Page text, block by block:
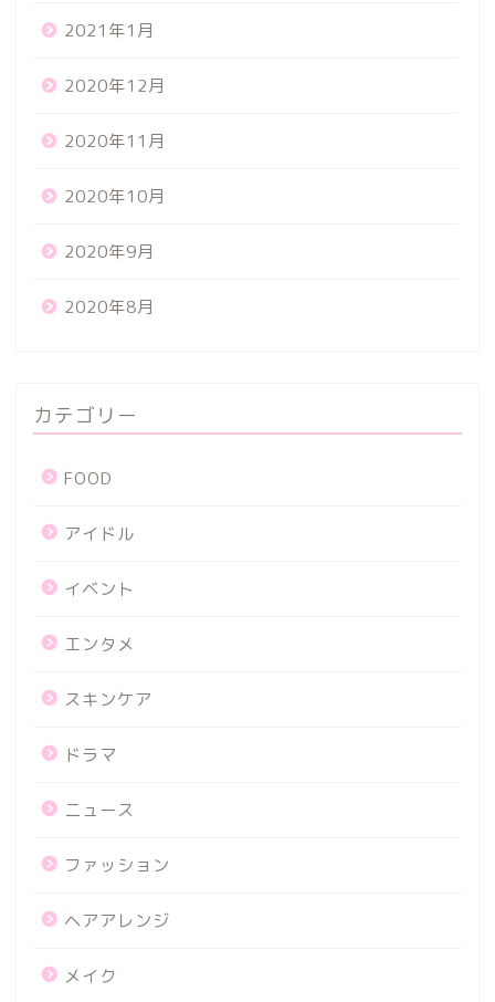
2021年1月
2020年12月
2020年11月
2020年10月
2020年9月
2020年8月
カテゴリー
FOOD
アイドル
イベント
エンタメ
スキンケア
ドラマ
ニュース
ファッション
ヘアアレンジ
メイク